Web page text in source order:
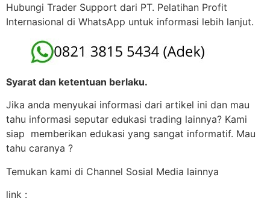
Hubungi Trader Support dari PT. Pelatihan Profit
Internasional di WhatsApp untuk informasi lebih lanjut.
Syarat dan ketentuan berlaku.
Jika anda menyukai informasi dari artikel ini dan mau
tahu informasi seputar edukasi trading lainnya? Kami
siap memberikan edukasi yang sangat informatif. Mau
tahu caranya ?
Temukan kami di Channel Sosial Media lainnya
link :